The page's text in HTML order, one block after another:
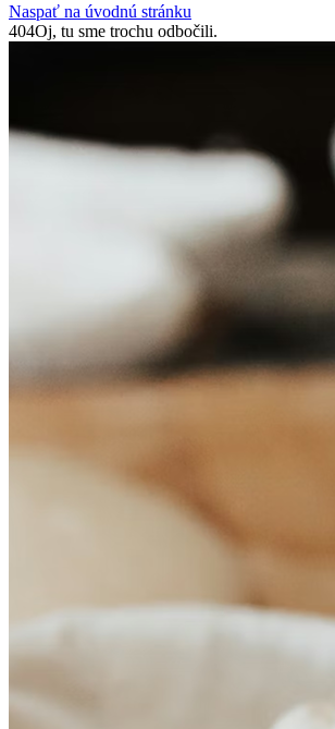
Naspať na úvodnú stránku
404Oj, tu sme trochu odbočili.